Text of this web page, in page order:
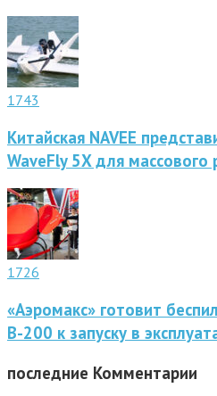
1743
Китайская NAVEE
WaveFly 5X для массового
1726
«Аэромакс» готовит
В-200 к запуску в
последние Комментарии